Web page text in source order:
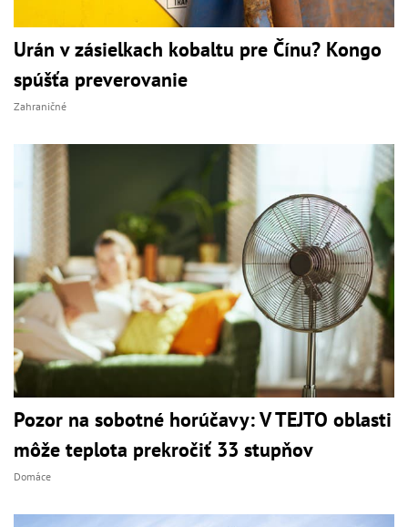
Urán v zásielkach kobaltu pre Čínu? Kongo
spúšťa preverovanie
Zahraničné
Pozor na sobotné horúčavy: V TEJTO oblasti
môže teplota prekročiť 33 stupňov
Domáce